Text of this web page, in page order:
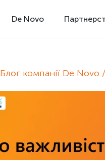
De Novo
Блог компанії De Novo